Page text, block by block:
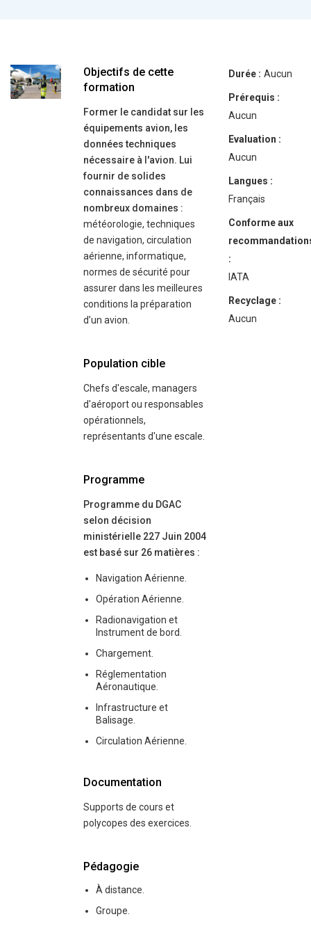
Objectifs de cette
formation
Former le candidat sur les
équipements avion, les
données techniques
nécessaire à l'avion. Lui
fournir de solides
connaissances dans de
nombreux domaines :
météorologie, techniques
de navigation, circulation
aérienne, informatique,
normes de sécurité pour
assurer dans les meilleures
conditions la préparation
d’un avion.
Population cible
Chefs d'escale, managers
d'aéroport ou responsables
opérationnels,
représentants d'une escale.
Programme
Programme du DGAC
selon décision
ministérielle 227 Juin 2004
est basé sur 26 matières :
Navigation Aérienne.
Opération Aérienne.
Radionavigation et
Instrument de bord.
Chargement.
Réglementation
Aéronautique.
Infrastructure et
Balisage.
Circulation Aérienne.
Documentation
Supports de cours et
polycopes des exercices.
Pédagogie
À distance.
Groupe.
Durée : Aucun
Prérequis :
Aucun
Evaluation :
Aucun
Langues :
Français
Conforme aux
:
IATA
Recyclage :
Aucun